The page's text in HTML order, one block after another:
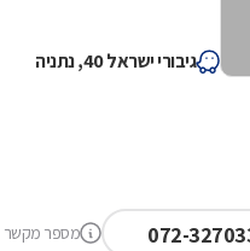
גיבורי ישראל 40, נתניה
מספר מקשר